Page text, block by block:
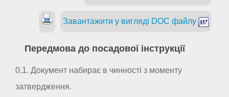
Завантажити у вигляді DOC файлу
Передмова до посадової інструкції
0.1. Документ набирає в чинності з моменту
затвердження.